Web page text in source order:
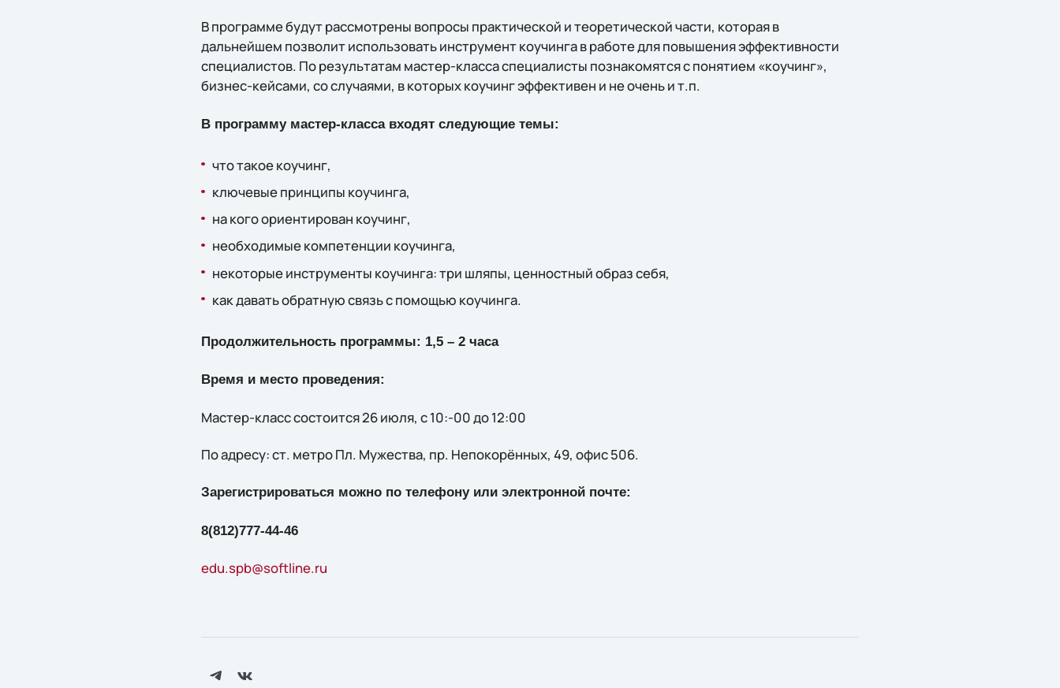
В программе будут рассмотрены вопросы практической и теоретической части, которая в
дальнейшем позволит использовать инструмент коучинга в работе для повышения эффективности
специалистов. По результатам мастер-класса специалисты познакомятся с понятием «коучинг»,
бизнес-кейсами, со случаями, в которых коучинг эффективен и не очень и т.п.
В программу мастер-класса входят следующие темы:
что такое коучинг,
ключевые принципы коучинга,
на кого ориентирован коучинг,
необходимые компетенции коучинга,
некоторые инструменты коучинга: три шляпы, ценностный образ себя,
как давать обратную связь с помощью коучинга.
Продолжительность программы: 1,5 – 2 часа
Время и место проведения:
Мастер-класс состоится 26 июля, с 10:-00 до 12:00
По адресу: ст. метро Пл. Мужества, пр. Непокорённых, 49, офис 506.
Зарегистрироваться можно по телефону или электронной почте:
8(812)777-44-46
edu.spb@softline.ru